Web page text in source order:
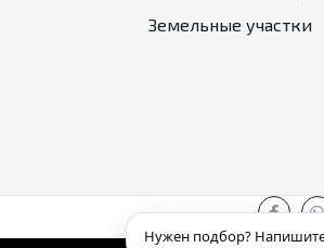
Земельные участки
Нужен подбор?